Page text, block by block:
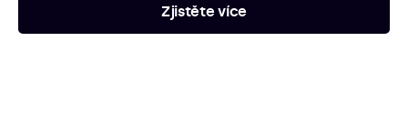
Zjistěte více